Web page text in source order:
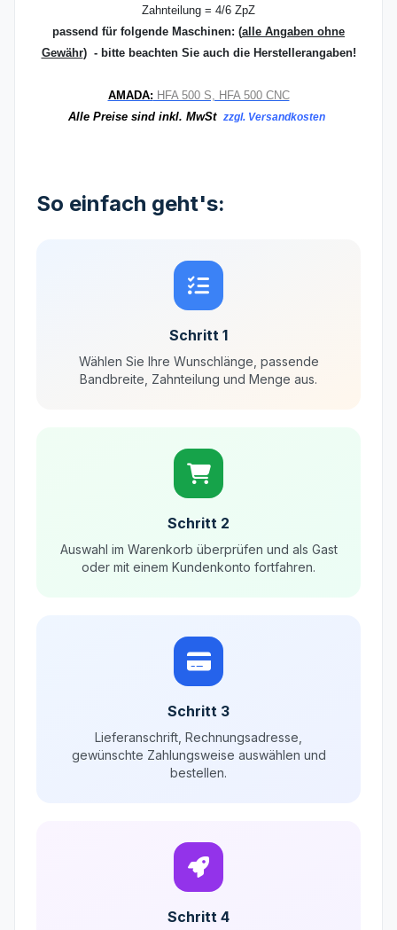
Zahnteilung = 4/6 ZpZ
passend für folgende Maschinen: (alle Angaben ohne
Gewähr) - bitte beachten Sie auch die Herstellerangaben!
AMADA: HFA 500 S, HFA 500 CNC
Alle Preise sind inkl. MwSt zzgl. Versandkosten
So einfach geht's:
Schritt 1
Wählen Sie Ihre Wunschlänge, passende
Bandbreite, Zahnteilung und Menge aus.
Schritt 2
Auswahl im Warenkorb überprüfen und als Gast
oder mit einem Kundenkonto fortfahren.
Schritt 3
Lieferanschrift, Rechnungsadresse,
gewünschte Zahlungsweise auswählen und
bestellen.
Schritt 4